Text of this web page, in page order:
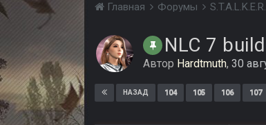
Главная Форумы
NLC 7
Автор Hardtmuth, 30
НАЗАД 104 105 106 107